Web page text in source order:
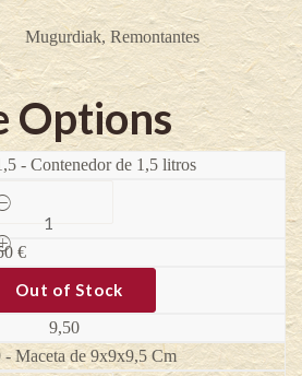
Mugurdiak, Remontantes
Options
- Contenedor de 1,5 litros
Frambuesa
Amira®
Rubus
idaeus
quantity
€
Out of Stock
9,50
- Maceta de 9x9x9,5 Cm